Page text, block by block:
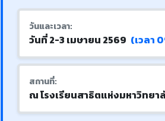
วันและเวลา:
วันที่ 2-3 เมษายน 2569 (เวลา
สถานที่:
ณ โรงเรียนสาธิตแห่งมหาวิทย